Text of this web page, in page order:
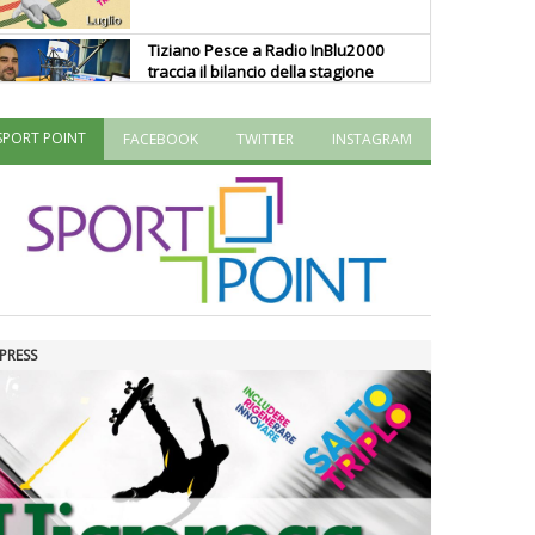
Tiziano Pesce a Radio InBlu2000
traccia il bilancio della stagione
valorizzi le nostre specificità"
La formazione Uisp rallenta ma
prosegue anche in estate
Fondazione Terzjus: prima riunione
a Roma
POINT FACEBOOK TWITTER INSTAGRAM